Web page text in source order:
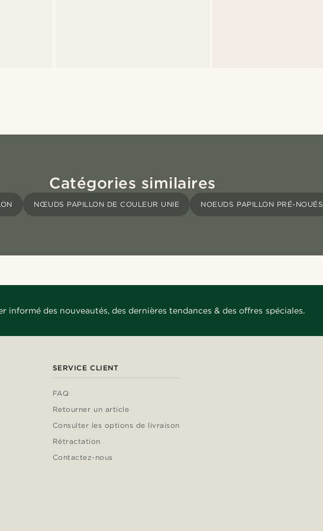
Catégories similaires
NŒUDS PAPILLON DE COULEUR UNIE NOEUDS PAPILLON PRÉ-NOUÉS
informé des nouveautés, des dernières tendances & des offres spéciales.
SERVICE CLIENT
FAQ
Retourner un article
Consulter les options de livraison
Rétractation
Contactez-nous